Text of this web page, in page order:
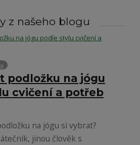
z našeho blogu
podložku na jógu
cvičení a potřeb
na jógu si vybrat?
jinou člověk s